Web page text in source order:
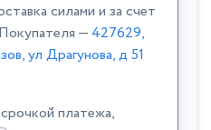
силами и за счет
— 427629,
ул Драгунова, д 51
платежа,